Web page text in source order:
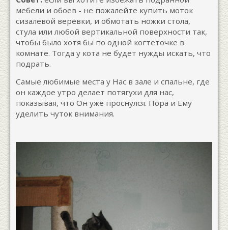
мебели и обоев - не пожалейте купить моток
сизалевой верёвки, и обмотать ножки стола,
стула или любой вертикальной поверхности так,
чтобы было хотя бы по одной когтеточке в
комнате. Тогда у кота не будет нужды искать, что
подрать.
Самые любимые места у Нас в зале и спальне, где
он каждое утро делает потягухи для нас,
показывая, что Он уже проснулся. Пора и Ему
уделить чуток внимания.